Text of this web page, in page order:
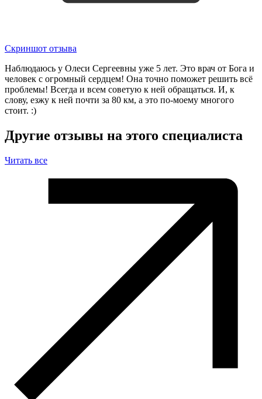
Скриншот отзыва
Наблюдаюсь у Олеси Сергеевны уже 5 лет. Это врач от Бога и
человек с огромный сердцем! Она точно поможет решить всё
проблемы! Всегда и всем советую к ней обращаться. И, к
слову, езжу к ней почти за 80 км, а это по-моему многого
стоит. :)
Другие отзывы на этого специалиста
Читать все